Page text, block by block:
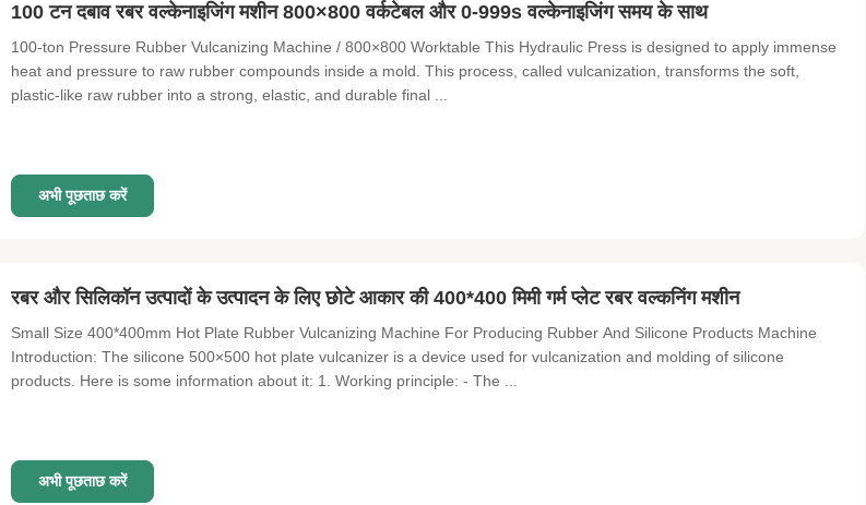
100 टन दबाव रबर वल्केनाइजिंग मशीन 800×800 वर्कटेबल और 0-999s वल्केनाइजिंग समय के साथ
100-ton Pressure Rubber Vulcanizing Machine / 800×800 Worktable This Hydraulic Press is designed to apply immense
heat and pressure to raw rubber compounds inside a mold. This process, called vulcanization, transforms the soft,
plastic-like raw rubber into a strong, elastic, and durable final ...
अभी पूछताछ करें
रबर और सिलिकॉन उत्पादों के उत्पादन के लिए छोटे आकार की 400*400 मिमी गर्म प्लेट रबर वल्कनिंग मशीन
Small Size 400*400mm Hot Plate Rubber Vulcanizing Machine For Producing Rubber And Silicone Products Machine
Introduction: The silicone 500×500 hot plate vulcanizer is a device used for vulcanization and molding of silicone
products. Here is some information about it: 1. Working principle: - The ...
अभी पूछताछ करें